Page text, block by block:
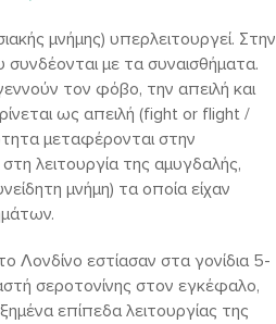
μνήμης) υπερλειτουργεί. Στην
με τα συναισθήματα.
τον φόβο, την απειλή και
ως απειλή (fight or flight /
μεταφέρονται στην
λειτουργία της αμυγδαλής,
μνήμη) τα οποία είχαν
Λονδίνο εστίασαν στα γονίδια 5-
σεροτονίνης στον εγκέφαλο,
επίπεδα λειτουργίας της